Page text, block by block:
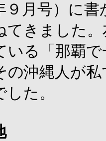
９月号）に
てきました
いる「那覇
の沖縄人が
た。